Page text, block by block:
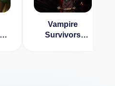
Vampire
Survivors